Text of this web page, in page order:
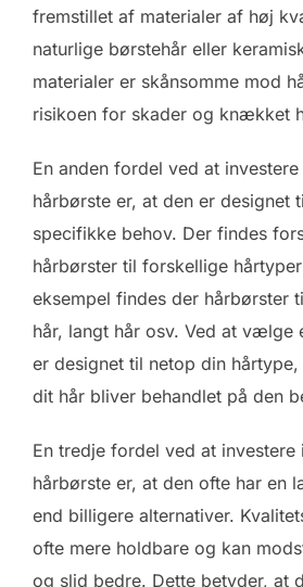
fremstillet af materialer af høj
naturlige børstehår eller
materialer er skånsomme mod
risikoen for skader og knækket
En anden fordel ved at
hårbørste er, at den er designet
specifikke behov. Der findes
hårbørster til forskellige
eksempel findes der hårbørster
hår, langt hår osv. Ved at vælge
er designet til netop din
dit hår bliver behandlet på den
En tredje fordel ved at investere
hårbørste er, at den ofte har en
end billigere alternativer.
ofte mere holdbare og kan
og slid bedre. Dette betyder, at